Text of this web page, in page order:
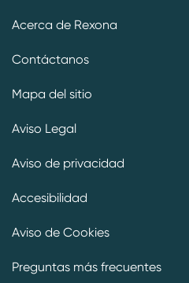
Acerca de Rexona
Contáctanos
Mapa del sitio
Aviso Legal
Aviso de privacidad
Accesibilidad
Aviso de Cookies
Preguntas más frecuentes